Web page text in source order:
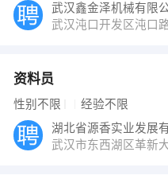
武汉鑫金泽机械有限
武汉沌口开发区沌口
资料员
性别不限 经验不限
湖北省源香实业发展
武汉市东西湖区革新